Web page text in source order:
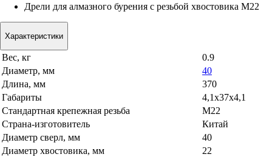
Дрели для алмазного бурения с резьбой хвостовика M22
Характеристики
Вес, кг
0.9
Диаметр, мм
40
Длина, мм
370
Габариты
4,1x37x4,1
Стандартная крепежная резьба
М22
Страна-изготовитель
Китай
Диаметр сверл, мм
40
Диаметр хвостовика, мм
22